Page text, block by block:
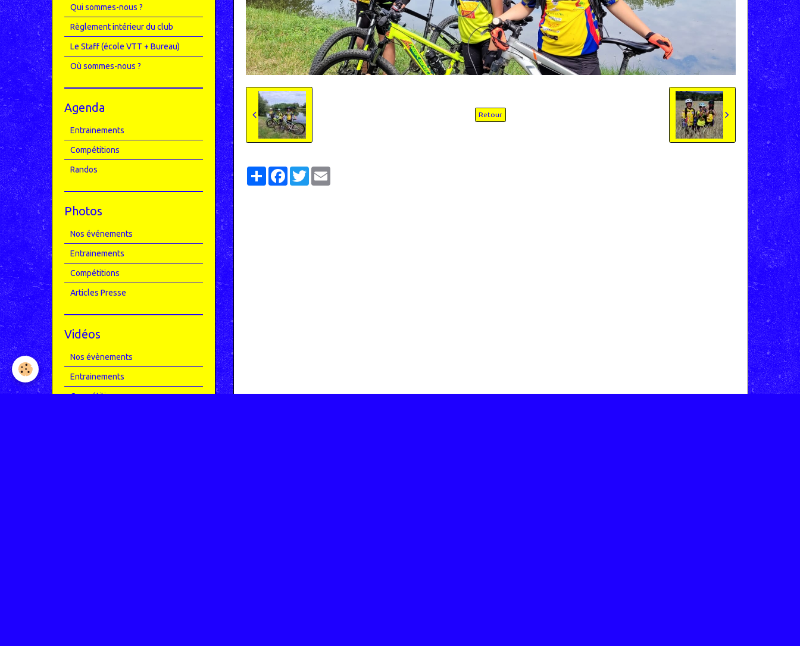
Retour
PartagerFacebook
TwitterEmail
Qui sommes-nous ?
Règlement intérieur du club
Le Staff (école VTT + Bureau)
Où sommes-nous ?
Agenda
Entrainements
Compétitions
Randos
Photos
Nos événements
Entrainements
Compétitions
Articles Presse
Vidéos
Nos évènements
Entrainements
Compétitions